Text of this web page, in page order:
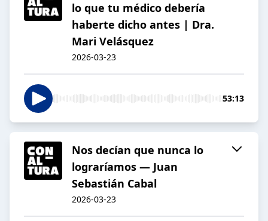
lo que tu médico debería
haberte dicho antes | Dra.
Mari Velásquez
2026-03-23
53:13
Nos decían que nunca lo
lograríamos — Juan
Sebastián Cabal
2026-03-23